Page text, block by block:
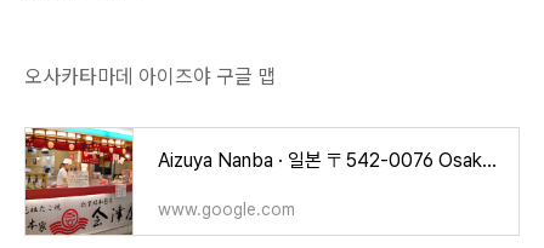
오사카타마데 아이즈야 구글 맵
Aizuya Nanba · 일본 〒542-0076 Osaka, Chuo Ward, Nanba, 5 Chome−4−1 地下街なんなんタウン B1F
www.google.com